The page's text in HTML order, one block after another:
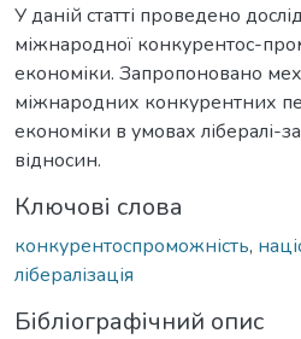
У даній статті проведено
міжнародної конкурентос-
економіки. Запропоновано
міжнародних конкурентних
економіки в умовах лібералі-
відносин.
Ключові слова
конкурентоспроможність,
лібералізація
Бібліографічний опис